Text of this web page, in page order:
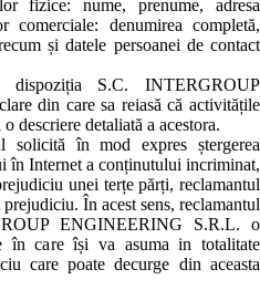
fizice: nume, prenume, adresa
denumirea completă,
și datele persoanei de contact
S.C. INTERGROUP
din care sa reiasă că activitățile
descriere detaliată a acestora.
în mod expres ștergerea
în Internet a conținutului incriminat,
unei terțe părți, reclamantul
În acest sens, reclamantul
ENGINEERING S.R.L. o
în care își va asuma in totalitate
care poate decurge din aceasta